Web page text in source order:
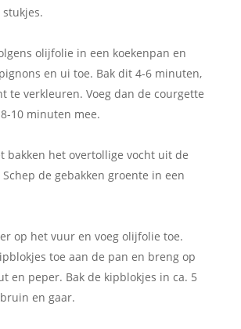
olijfolie in een koekenpan en
en ui toe. Bak dit 4-6 minuten,
te verkleuren. Voeg dan de courgette
10 minuten mee.
bakken het overtollige vocht uit de
de gebakken groente in een
op het vuur en voeg olijfolie toe.
toe aan de pan en breng op
en peper. Bak de kipblokjes in ca. 5
en gaar.